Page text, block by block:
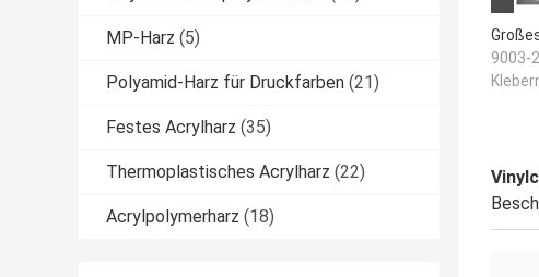
MP-Harz (5)
Polyamid-Harz für Druckfarben (21)
Festes Acrylharz (35)
Thermoplastisches Acrylharz (22)
Acrylpolymerharz (18)
9003-